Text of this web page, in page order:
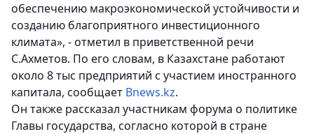
обеспечению макроэкономической устойчивости и
созданию благоприятного инвестиционного
климата», - отметил в приветственной речи
С.Ахметов. По его словам, в Казахстане работают
около 8 тыс предприятий с участием иностранного
капитала, сообщает Bnews.kz.
Он также рассказал участникам форума о политике
Главы государства, согласно которой в стране